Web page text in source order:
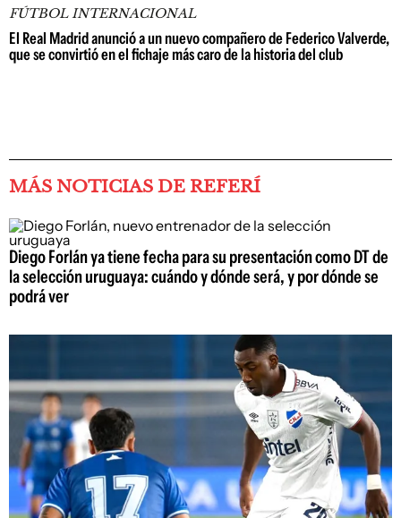
FÚTBOL INTERNACIONAL
El Real Madrid anunció a un nuevo compañero de Federico Valverde,
que se convirtió en el fichaje más caro de la historia del club
MÁS NOTICIAS DE REFERÍ
Diego Forlán ya tiene fecha para su presentación como DT de
la selección uruguaya: cuándo y dónde será, y por dónde se
podrá ver